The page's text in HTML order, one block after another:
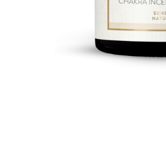
Zum Anfang der Bildgalerie springen